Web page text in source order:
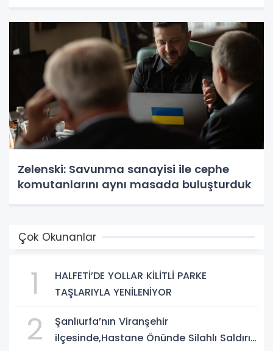
Zelenski: Savunma sanayisi ile cephe
komutanlarını aynı masada buluşturduk
Çok Okunanlar
1
HALFETİ’DE YOLLAR KİLİTLİ PARKE
TAŞLARIYLA YENİLENİYOR
2
Şanlıurfa’nın Viranşehir
ilçesinde,Hastane Önünde Silahlı Saldırı: